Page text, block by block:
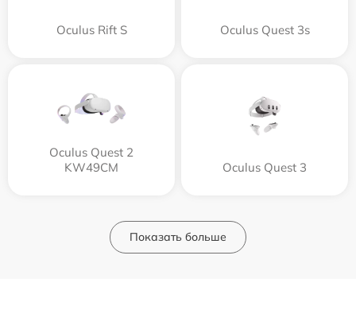
Oculus Rift S Oculus Quest 3s
Oculus Quest 2
KW49CM
Oculus Quest 3
Показать больше